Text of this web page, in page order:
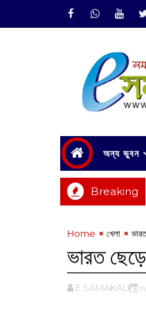
অন্য ভুবন
Breaking
Home খেলা
ভারত ছেড়ে
E SAMAKALIN